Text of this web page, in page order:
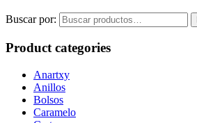
Buscar por:
Product categories
Anartxy
Anillos
Bolsos
Caramelo